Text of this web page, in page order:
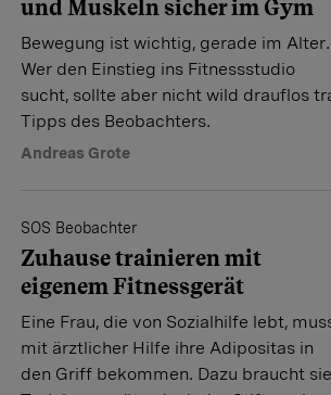
und Muskeln sicher im Gym
Bewegung ist wichtig, gerade im Alter.
Wer den Einstieg ins Fitnessstudio
sucht, sollte aber nicht wild drauflos
Tipps des Beobachters.
Andreas Grote
SOS Beobachter
Zuhause trainieren mit
eigenem Fitnessgerät
Eine Frau, die von Sozialhilfe lebt,
mit ärztlicher Hilfe ihre Adipositas in
den Griff bekommen. Dazu braucht